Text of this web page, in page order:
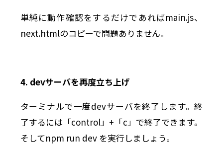
単純に動作確認をするだけであればmain.js、
next.htmlのコピーで問題ありません。
4. devサーバを再度立ち上げ
ターミナルで一度devサーバを終了します。終
了するには「control」+「c」で終了できます。
そしてnpm run devを実行しましょう。